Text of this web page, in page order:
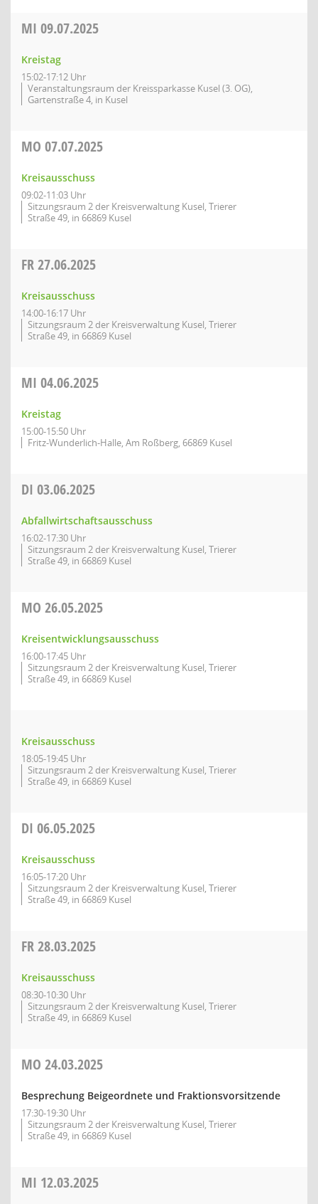
MI 09.07.2025
Kreistag
15:02-17:12 Uhr
Veranstaltungsraum der Kreissparkasse Kusel (3. OG),
Gartenstraße 4, in Kusel
MO 07.07.2025
Kreisausschuss
09:02-11:03 Uhr
Sitzungsraum 2 der Kreisverwaltung Kusel, Trierer
Straße 49, in 66869 Kusel
FR27.06.2025
Kreisausschuss
14:00-16:17 Uhr
Sitzungsraum 2 der Kreisverwaltung Kusel, Trierer
Straße 49, in 66869 Kusel
MI 04.06.2025
Kreistag
15:00-15:50 Uhr
Fritz-Wunderlich-Halle, Am Roßberg, 66869 Kusel
DI 03.06.2025
Abfallwirtschaftsausschuss
16:02-17:30 Uhr
Sitzungsraum 2 der Kreisverwaltung Kusel, Trierer
Straße 49, in 66869 Kusel
MO 26.05.2025
Kreisentwicklungsausschuss
16:00-17:45 Uhr
Sitzungsraum 2 der Kreisverwaltung Kusel, Trierer
Straße 49, in 66869 Kusel
Kreisausschuss
18:05-19:45 Uhr
Sitzungsraum 2 der Kreisverwaltung Kusel, Trierer
Straße 49, in 66869 Kusel
DI 06.05.2025
Kreisausschuss
16:05-17:20 Uhr
Sitzungsraum 2 der Kreisverwaltung Kusel, Trierer
Straße 49, in 66869 Kusel
FR28.03.2025
Kreisausschuss
08:30-10:30 Uhr
Sitzungsraum 2 der Kreisverwaltung Kusel, Trierer
Straße 49, in 66869 Kusel
MO 24.03.2025
Besprechung Beigeordnete und Fraktionsvorsitzende
17:30-19:30 Uhr
Sitzungsraum 2 der Kreisverwaltung Kusel, Trierer
Straße 49, in 66869 Kusel
MI 12.03.2025